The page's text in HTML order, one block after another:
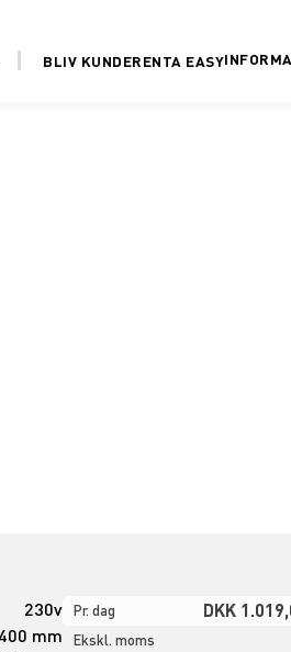
BLIV KUNDERENTA EASY
230v
mm
Pr. dag DKK
Ekskl. moms